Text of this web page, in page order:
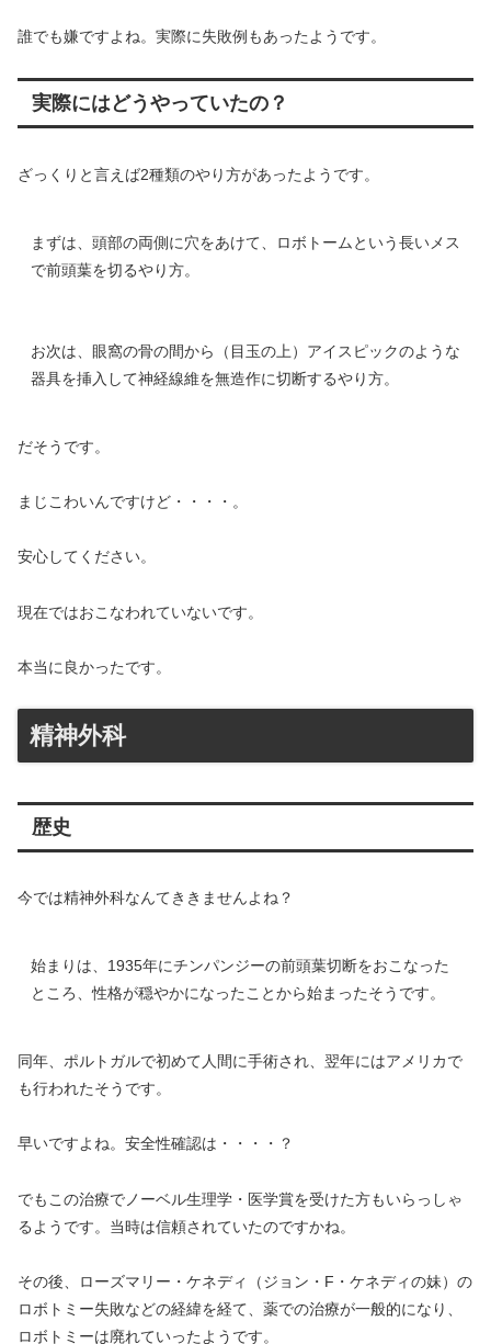
誰でも嫌ですよね。実際に失敗例もあったようです。
実際にはどうやっていたの？
ざっくりと言えば2種類のやり方があったようです。
まずは、頭部の両側に穴をあけて、ロボトームという長いメス
で前頭葉を切るやり方。
お次は、眼窩の骨の間から（目玉の上）アイスピックのような
器具を挿入して神経線維を無造作に切断するやり方。
だそうです。
まじこわいんですけど・・・・。
安心してください。
現在ではおこなわれていないです。
本当に良かったです。
精神外科
歴史
今では精神外科なんてききませんよね？
始まりは、1935年にチンパンジーの前頭葉切断をおこなった
ところ、性格が穏やかになったことから始まったそうです。
同年、ポルトガルで初めて人間に手術され、翌年にはアメリカで
も行われたそうです。
早いですよね。安全性確認は・・・・？
でもこの治療でノーベル生理学・医学賞を受けた方もいらっしゃ
るようです。当時は信頼されていたのですかね。
その後、ローズマリー・ケネディ（ジョン・F・ケネディの妹）の
ロボトミー失敗などの経緯を経て、薬での治療が一般的になり、
ロボトミーは廃れていったようです。